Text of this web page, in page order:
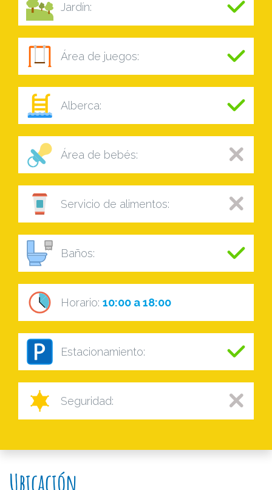
Jardín:
Área de juegos:
Alberca:
Área de bebés:
Servicio de alimentos:
Baños:
Horario: 10:00 a 18:00
Estacionamiento:
Seguridad:
Ubicación